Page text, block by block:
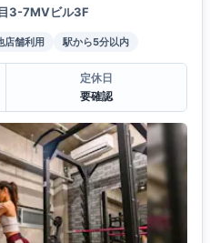
3-7MVビル3F
店舗利用 駅から5分以内
定休日
要確認